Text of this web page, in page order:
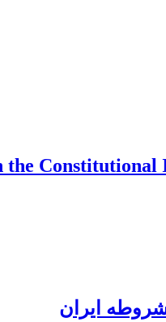
the Constitutional
ایران